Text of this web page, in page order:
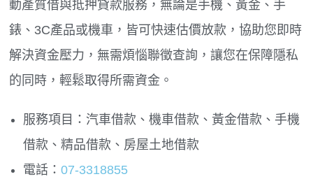
動產質借與抵押貸款服務，無論是手機、黃金、手
錶、3C產品或機車，皆可快速估價放款，協助您即時
解決資金壓力，無需煩惱聯徵查詢，讓您在保障隱私
的同時，輕鬆取得所需資金。
服務項目：汽車借款、機車借款、黃金借款、手機
借款、精品借款、房屋土地借款
電話：07-3318855